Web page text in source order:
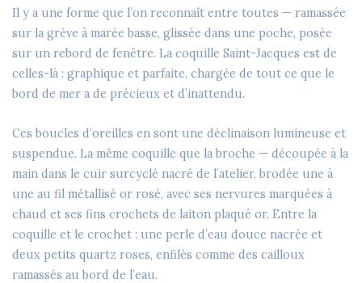
Il y a une forme que l’on reconnaît entre toutes — ramassée
sur la grève à marée basse, glissée dans une poche, posée
sur un rebord de fenêtre. La coquille Saint-Jacques est de
celles-là : graphique et parfaite, chargée de tout ce que le
bord de mer a de précieux et d’inattendu.
Ces boucles d’oreilles en sont une déclinaison lumineuse et
suspendue. La même coquille que la broche — découpée à la
main dans le cuir surcyclé nacré de l’atelier, brodée une à
une au fil métallisé or rosé, avec ses nervures marquées à
chaud et ses fins crochets de laiton plaqué or. Entre la
coquille et le crochet : une perle d’eau douce nacrée et
deux petits quartz roses, enfilés comme des cailloux
ramassés au bord de l’eau.